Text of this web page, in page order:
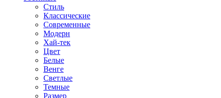
Стиль
Классические
Современные
Модерн
Хай-тек
Цвет
Белые
Венге
Светлые
Темные
Размер